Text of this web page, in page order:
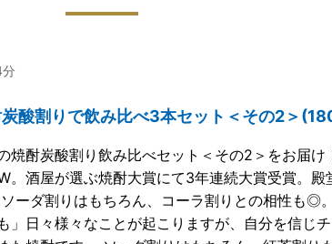
炭酸割りで飲み比べ3本セット＜その2＞
焼酎炭酸割り飲み比べセット＜その2＞をお届
。酒屋が選ぶ焼酎大賞にて3年連続大賞受賞。
ーダ割りはもちろん、コーラ割りとの相性も◎
」日々様々なことが起こりますが、自分を信じ